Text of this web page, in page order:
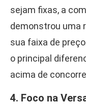
sejam fixas, a
demonstrou uma
sua faixa de
o principal
acima de
4. Foco na